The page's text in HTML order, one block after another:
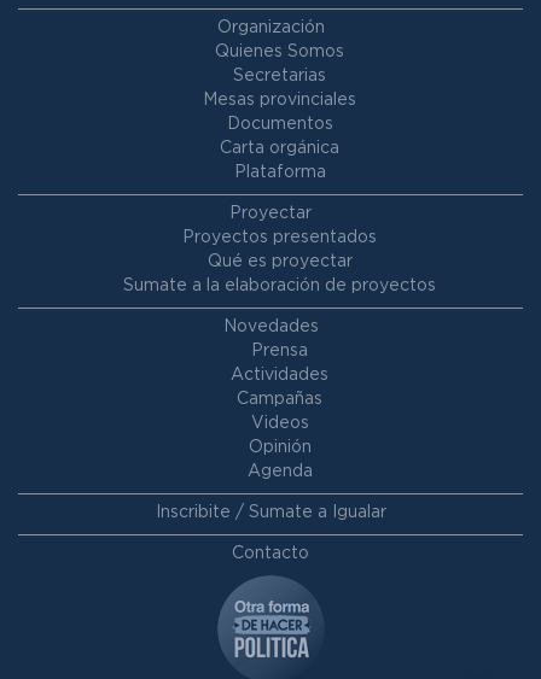
Organización
Quienes Somos
Secretarias
Mesas provinciales
Documentos
Carta orgánica
Plataforma
Proyectar
Proyectos presentados
Qué es proyectar
Sumate a la elaboración de proyectos
Novedades
Prensa
Actividades
Campañas
Videos
Opinión
Agenda
Inscribite / Sumate a Igualar
Contacto